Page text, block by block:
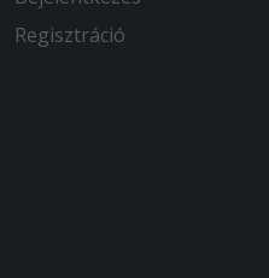
Regisztráció